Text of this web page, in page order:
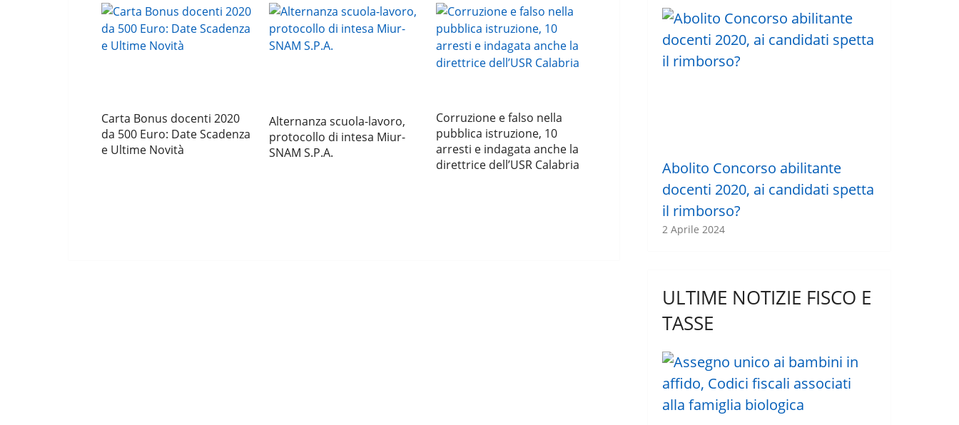
Carta Bonus docenti 2020
da 500 Euro: Date Scadenza
e Ultime Novità
Alternanza scuola-lavoro,
protocollo di intesa Miur-
SNAM S.P.A.
Corruzione e falso nella
pubblica istruzione, 10
arresti e indagata anche la
direttrice dell’USR Calabria
Abolito Concorso abilitante
docenti 2020, ai candidati spetta
il rimborso?
2 Aprile 2024
ULTIME NOTIZIE FISCO E
TASSE